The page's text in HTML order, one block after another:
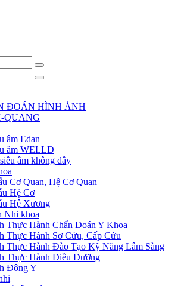
ĐOÁN HÌNH ẢNH
QUANG
âm Edan
âm WELLD
âm không dây
Cơ Quan, Hệ Cơ Quan
Hệ Cơ
Hệ Xương
Nhi khoa
Thực Hành Chẩn Đoán Y Khoa
Thực Hành Sơ Cứu, Cấp Cứu
Thực Hành Đào Tạo Kỹ Năng Lâm Sàng
Thực Hành Điều Dưỡng
Đông Y